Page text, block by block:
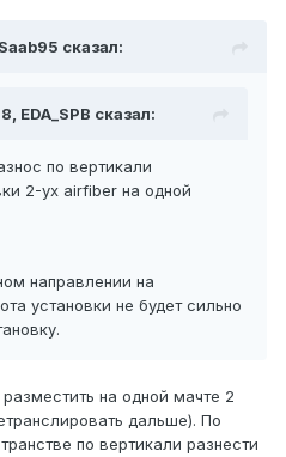
сказал:
EDA_SPB сказал:
по вертикали
2-ух airfiber на одной
направлении на
установки не будет сильно
на одной мачте 2
дальше). По
по вертикали разнести